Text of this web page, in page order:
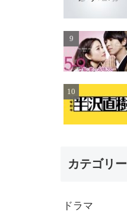
カテゴリー
ドラマ